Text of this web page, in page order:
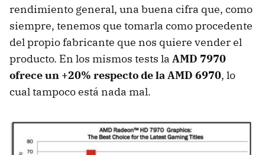
rendimiento general, una buena cifra que, como
siempre, tenemos que tomarla como procedente
del propio fabricante que nos quiere vender el
producto. En los mismos tests la AMD 7970
ofrece un +20% respecto de laAMD 6970, lo
cual tampoco está nada mal.